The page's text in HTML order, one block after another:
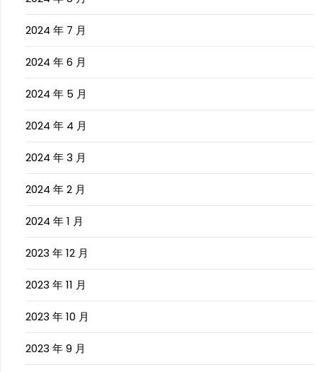
2024 年 7 月
2024 年 6 月
2024 年 5 月
2024 年 4 月
2024 年 3 月
2024 年 2 月
2024 年 1 月
2023 年 12 月
2023 年 11 月
2023 年 10 月
2023 年 9 月